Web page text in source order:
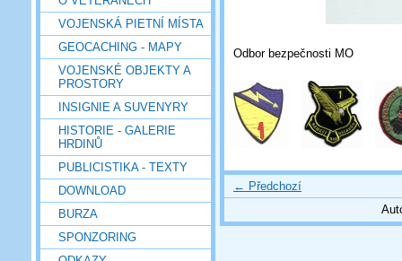
VOJENSKÁ PIETNÍ MÍSTA
GEOCACHING - MAPY
VOJENSKÉ OBJEKTY A
PROSTORY
INSIGNIE A SUVENYRY
HISTORIE - GALERIE
HRDINŮ
PUBLICISTIKA - TEXTY
DOWNLOAD
BURZA
SPONZORING
Odbor bezpečnosti MO
← Předchozí